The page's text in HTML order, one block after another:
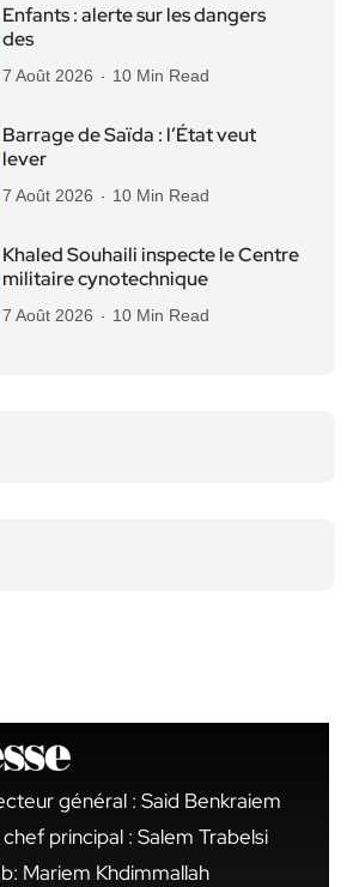
Enfants : alerte sur les dangers
des
7 Août 2026 10 Min Read
Barrage de Saïda : l’État veut
lever
7 Août 2026 10 Min Read
Khaled Souhaili inspecte le Centre
militaire cynotechnique
7 Août 2026 10 Min Read
général : Said Benkraiem
principal : Salem Trabelsi
Mariem Khdimmallah